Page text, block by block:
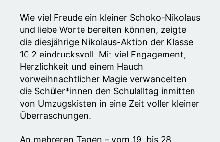
Wie viel Freude ein kleiner Schoko-Nikolaus
und liebe Worte bereiten können, zeigte
die diesjährige Nikolaus-Aktion der Klasse
10.2 eindrucksvoll. Mit viel Engagement,
Herzlichkeit und einem Hauch
vorweihnachtlicher Magie verwandelten
die Schüler*innen den Schulalltag inmitten
von Umzugskisten in eine Zeit voller kleiner
Überraschungen.
An mehreren Tagen – vom 19. bis 28.